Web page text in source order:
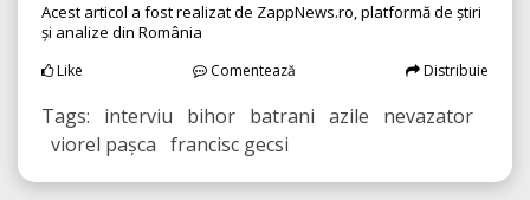
Acest articol a fost realizat de ZappNews.ro, platformă de știri
și analize din România
Like Comentează Distribuie
Tags: interviu bihor batrani azile nevazator
viorel pașca francisc gecsi